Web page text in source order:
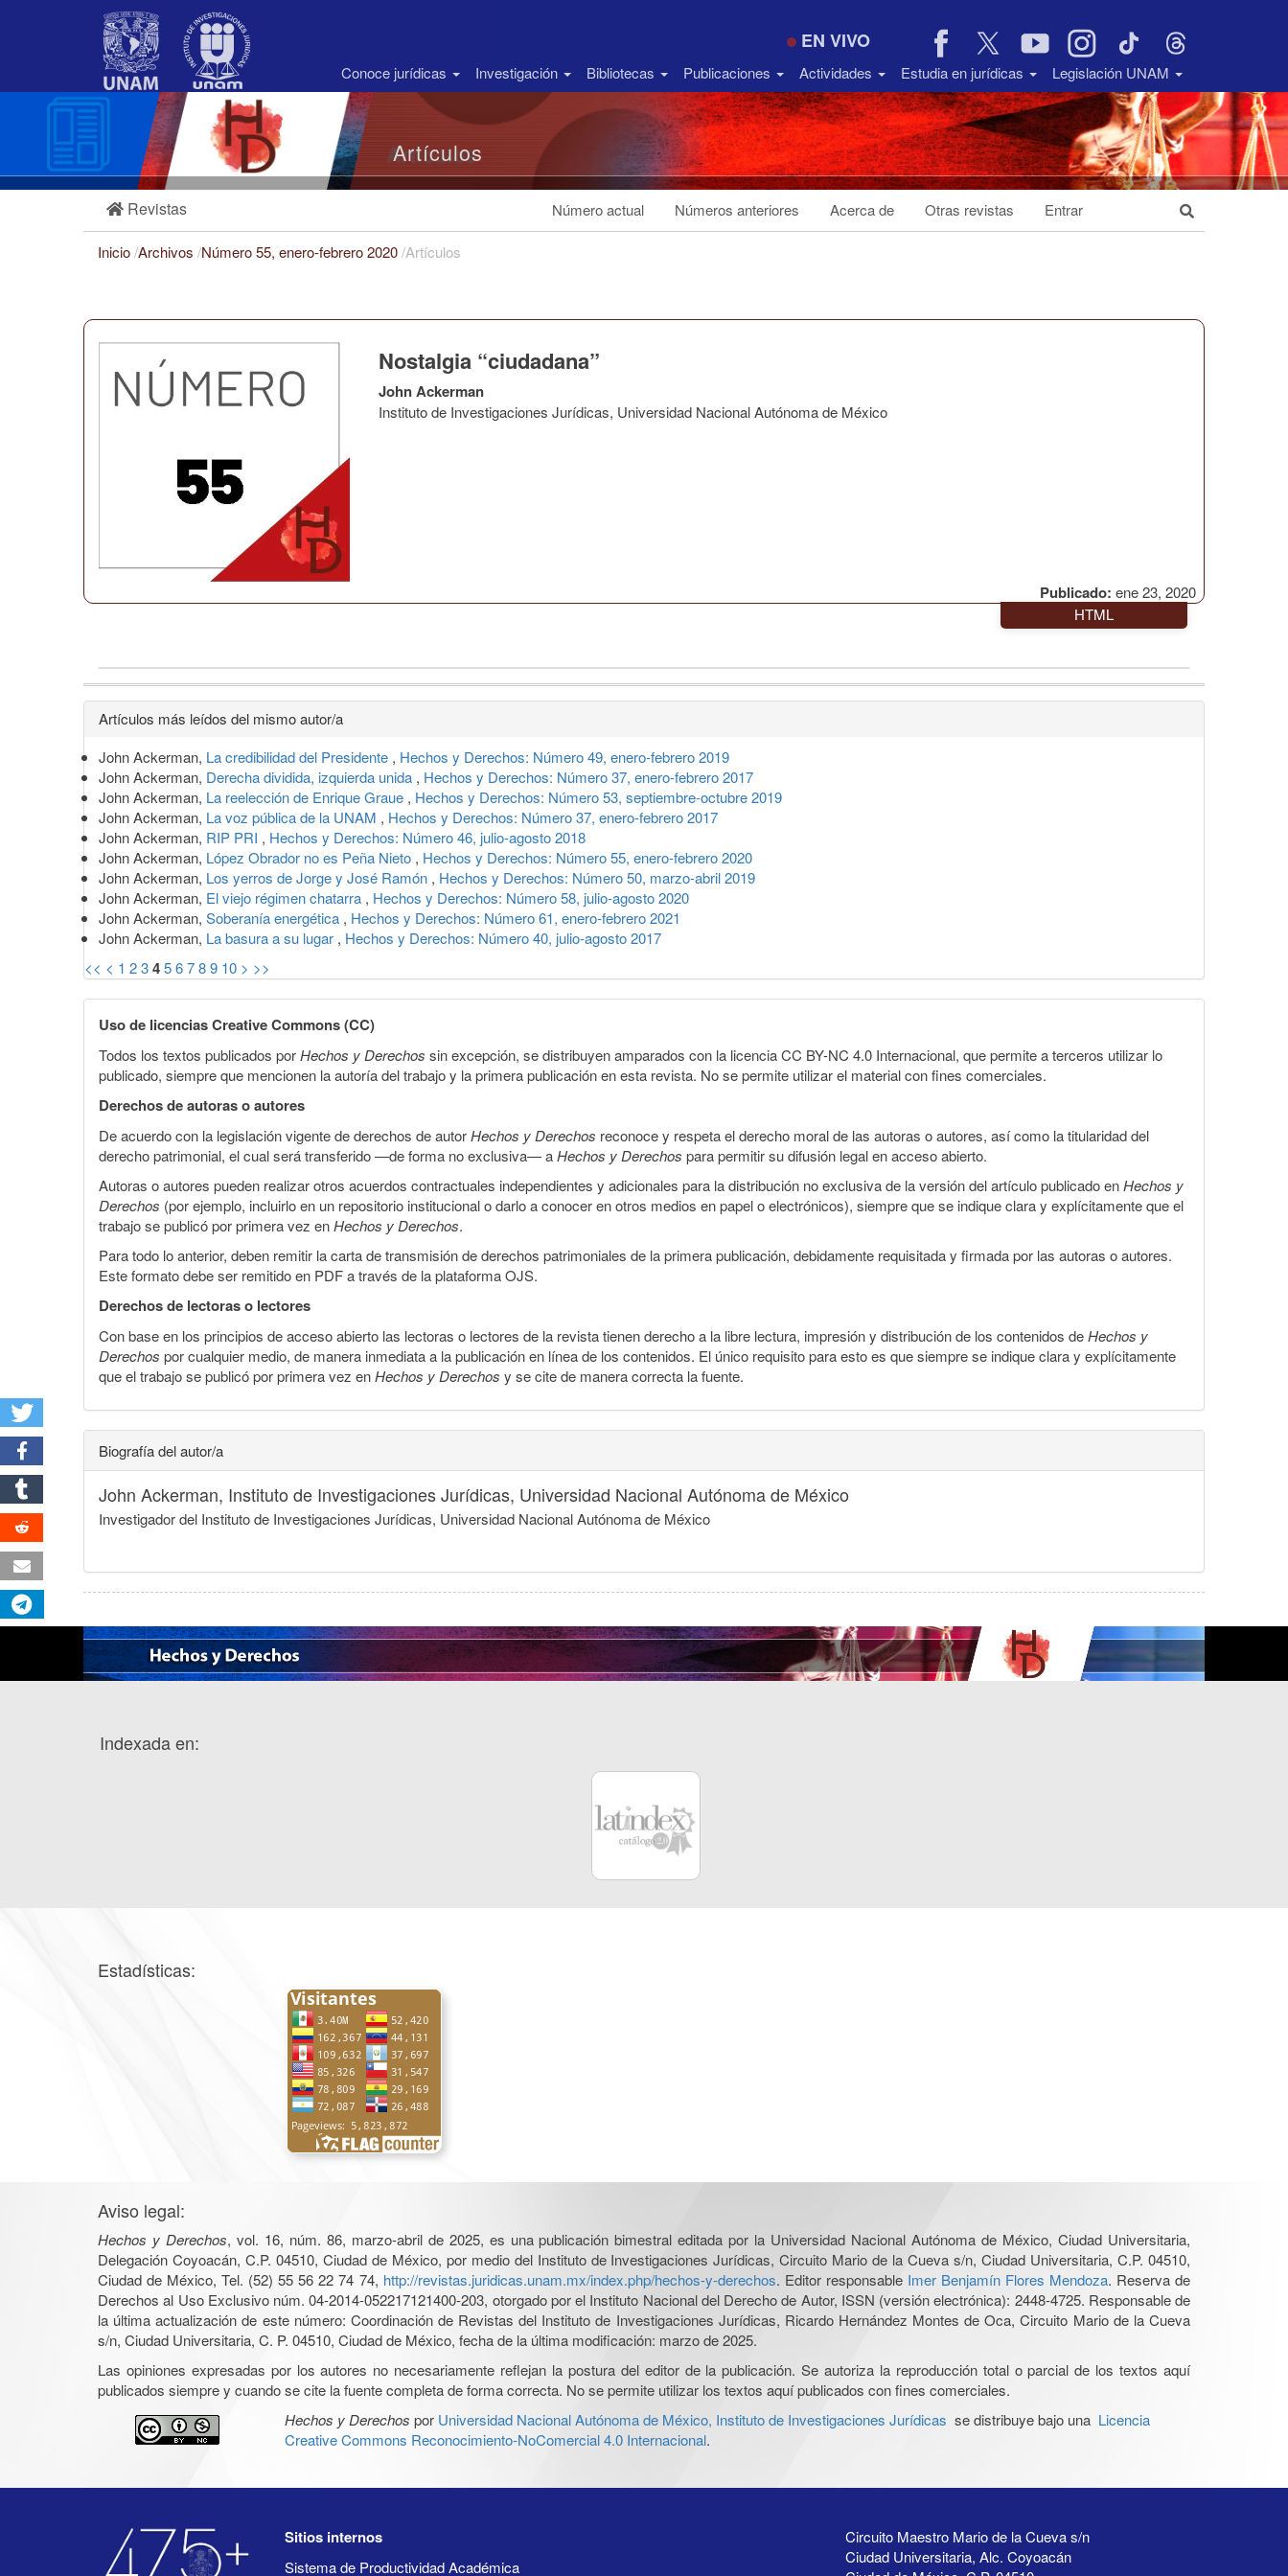
Barra
EN VIVO
Conoce jurídicas Investigación Bibliotecas Publicaciones Actividades Estudia en jurídicas Legislación UNAM
Artículos
Revistas Número actual Números anteriores Acerca de Otras revistas Entrar
Inicio/Archivos /Número 55, enero-febrero 2020/Artículos
Publicado: ene 23, 2020
Nostalgia “ciudadana”
John Ackerman
Instituto de Investigaciones Jurídicas, Universidad Nacional Autónoma de México
HTML
Detalles
del
artículo
Artículos más leídos del mismo autor/a
John Ackerman, La credibilidad del Presidente , Hechos y Derechos: Número 49, enero-febrero 2019
John Ackerman, Derecha dividida, izquierda unida , Hechos y Derechos: Número 37, enero-febrero 2017
John Ackerman, La reelección de Enrique Graue , Hechos y Derechos: Número 53, septiembre-octubre 2019
John Ackerman, La voz pública de la UNAM , Hechos y Derechos: Número 37, enero-febrero 2017
John Ackerman, RIP PRI , Hechos y Derechos: Número 46, julio-agosto 2018
John Ackerman, López Obrador no es Peña Nieto , Hechos y Derechos: Número 55, enero-febrero 2020
John Ackerman, Los yerros de Jorge y José Ramón , Hechos y Derechos: Número 50, marzo-abril 2019
John Ackerman, El viejo régimen chatarra , Hechos y Derechos: Número 58, julio-agosto 2020
John Ackerman, Soberanía energética , Hechos y Derechos: Número 61, enero-febrero 2021
John Ackerman, La basura a su lugar , Hechos y Derechos: Número 40, julio-agosto 2017
<< < 1 23456789 10 > >>
Uso de licencias Creative Commons (CC)
Todos los textos publicados porHechos y Derechos sin excepción, se distribuyen amparados con la licencia CC BY-NC 4.0 Internacional, que permite a terceros utilizar lo
publicado, siempre que mencionen la autoría del trabajo y la primera publicación en esta revista. No se permite utilizar el material con fines comerciales.
Derechos de autoras o autores
De acuerdo con la legislación vigente de derechos de autorHechos y Derechos reconoce y respeta el derecho moral de las autoras o autores, así como la titularidad del
derecho patrimonial, el cual será transferido —de forma no exclusiva— aHechos y Derechos para permitir su difusión legal en acceso abierto.
Autoras o autores pueden realizar otros acuerdos contractuales independientes y adicionales para la distribución no exclusiva de la versión del artículo publicado enHechos y
Derechos (por ejemplo, incluirlo en un repositorio institucional o darlo a conocer en otros medios en papel o electrónicos), siempre que se indique clara y explícitamente que el
trabajo se publicó por primera vez enHechos y Derechos.
Para todo lo anterior, deben remitir la carta de transmisión de derechos patrimoniales de la primera publicación, debidamente requisitada y firmada por las autoras o autores.
Este formato debe ser remitido en PDF a través de la plataforma OJS.
Derechos de lectoras o lectores
Con base en los principios de acceso abierto las lectoras o lectores de la revista tienen derecho a la libre lectura, impresión y distribución de los contenidos deHechos y
Derechos por cualquier medio, de manera inmediata a la publicación en línea de los contenidos. El único requisito para esto es que siempre se indique clara y explícitamente
que el trabajo se publicó por primera vez enHechos y Derechos y se cite de manera correcta la fuente.
Biografía del autor/a
John Ackerman, Instituto de Investigaciones Jurídicas, Universidad Nacional Autónoma de México
Investigador del Instituto de Investigaciones Jurídicas, Universidad Nacional Autónoma de México
Indexada en:
Estadísticas:
Aviso legal:
Hechos y Derechos, vol. 16, núm. 86, marzo-abril de 2025, es una publicación bimestral editada por la Universidad Nacional Autónoma de México, Ciudad Universitaria,
Delegación Coyoacán, C.P. 04510, Ciudad de México, por medio del Instituto de Investigaciones Jurídicas, Circuito Mario de la Cueva s/n, Ciudad Universitaria, C.P. 04510,
Ciudad de México, Tel. (52) 55 56 22 74 74, http://revistas.juridicas.unam.mx/index.php/hechos-y-derechos. Editor responsable Imer Benjamín Flores Mendoza. Reserva de
Derechos al Uso Exclusivo núm. 04-2014-052217121400-203, otorgado por el Instituto Nacional del Derecho de Autor, ISSN (versión electrónica): 2448-4725. Responsable de
la última actualización de este número: Coordinación de Revistas del Instituto de Investigaciones Jurídicas, Ricardo Hernández Montes de Oca, Circuito Mario de la Cueva
s/n, Ciudad Universitaria, C. P. 04510, Ciudad de México, fecha de la última modificación: marzo de 2025.
Las opiniones expresadas por los autores no necesariamente reflejan la postura del editor de la publicación. Se autoriza la reproducción total o parcial de los textos aquí
publicados siempre y cuando se cite la fuente completa de forma correcta. No se permite utilizar los textos aquí publicados con fines comerciales.
Hechos y Derechos por Universidad Nacional Autónoma de México, Instituto de Investigaciones Jurídicas se distribuye bajo una Licencia
Creative Commons Reconocimiento-NoComercial 4.0 Internacional.
Sitios internos
Sistema de Productividad Académica
Circuito Maestro Mario de la Cueva s/n
Ciudad Universitaria, Alc. Coyoacán